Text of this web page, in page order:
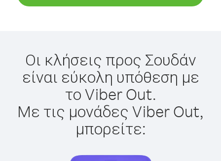
Οι κλήσεις προς Σουδάν
είναι εύκολη υπόθεση με
το Viber Out.
Με τις μονάδες Viber Out,
μπορείτε: